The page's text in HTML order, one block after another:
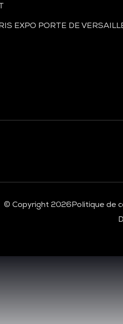
EXPO PORTE DE
© Copyright 2026Politique de